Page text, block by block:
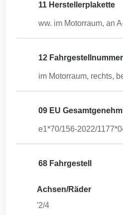
11 Herstellerplakette
ww. im Motorraum, an
12 Fahrgestellnummer
im Motorraum, rechts,
09 EU
e1*70/156-2022/
68 Fahrgestell
Achsen/Räder
'2/4